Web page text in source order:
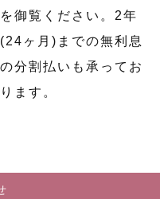
を御覧ください。2年
(24ヶ月)までの無利息
の分割払いも承ってお
ります。